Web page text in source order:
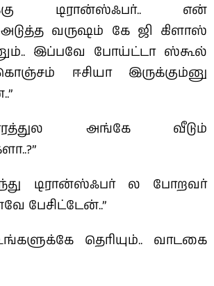
டிரான்ஸ்ஃபர்.. என்
வருஷம் கே ஜி கிளாஸ்
இப்பவே போய்ட்டா ஸ்கூல்
ஈசியா இருக்கும்னு
அங்கே வீடும்
டிரான்ஸ்ஃபர் ல போறவர்
பேசிட்டேன்..”
தெரியும்.. வாடகை